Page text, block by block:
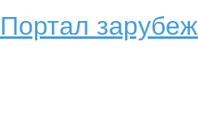
Портал